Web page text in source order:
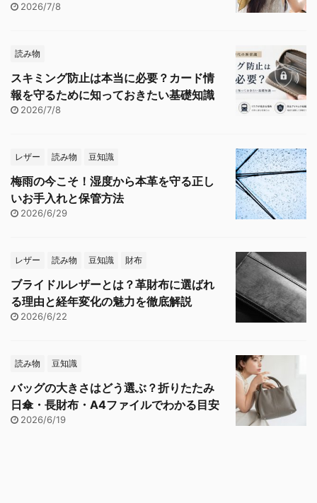
2026/7/8
読み物
スキミング防止は本当に必要？カード情
報を守るために知っておきたい基礎知識
2026/7/8
レザー 読み物 豆知識
梅雨の今こそ！湿度から本革を守る正し
いお手入れと保管方法
2026/6/29
レザー 読み物 豆知識 財布
ブライドルレザーとは？革財布に選ばれ
る理由と経年変化の魅力を徹底解説
2026/6/22
読み物 豆知識
バッグの大きさはどう選ぶ？折りたたみ
日傘・長財布・A4ファイルでわかる目安
2026/6/19